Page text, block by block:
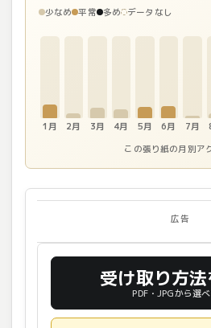
少なめ 平常 多め データなし
1月 2月 3月 4月 5月 6月 7月
この張り紙の月別ア
広告
受け取り方
PDF・JPGから選